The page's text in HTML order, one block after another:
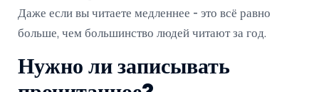
Даже если вы читаете медленнее - это всё равно
больше, чем большинство людей читают за год.
Нужно ли записывать